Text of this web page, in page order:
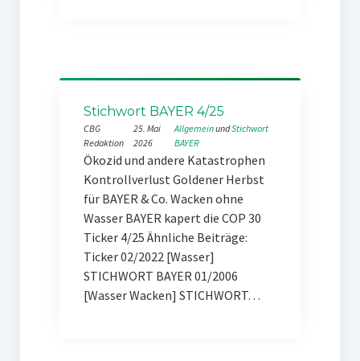
Stichwort BAYER 4/25
CBG
Redaktion
25. Mai
2026
Allgemein und Stichwort
BAYER
Ökozid und andere Katastrophen
Kontrollverlust Goldener Herbst
für BAYER & Co. Wacken ohne
Wasser BAYER kapert die COP 30
Ticker 4/25 Ähnliche Beiträge:
Ticker 02/2022 [Wasser]
STICHWORT BAYER 01/2006
[Wasser Wacken] STICHWORT…